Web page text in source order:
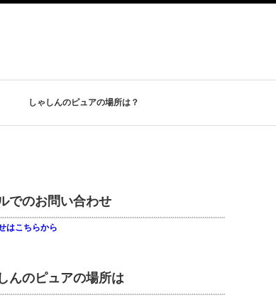
しゃしんのピュアの場所は？
でのお問い合わせ
はこちらから
んのピュアの場所は